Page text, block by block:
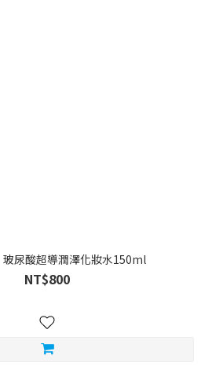
玻尿酸超導潤澤化妝水150ml
NT$800